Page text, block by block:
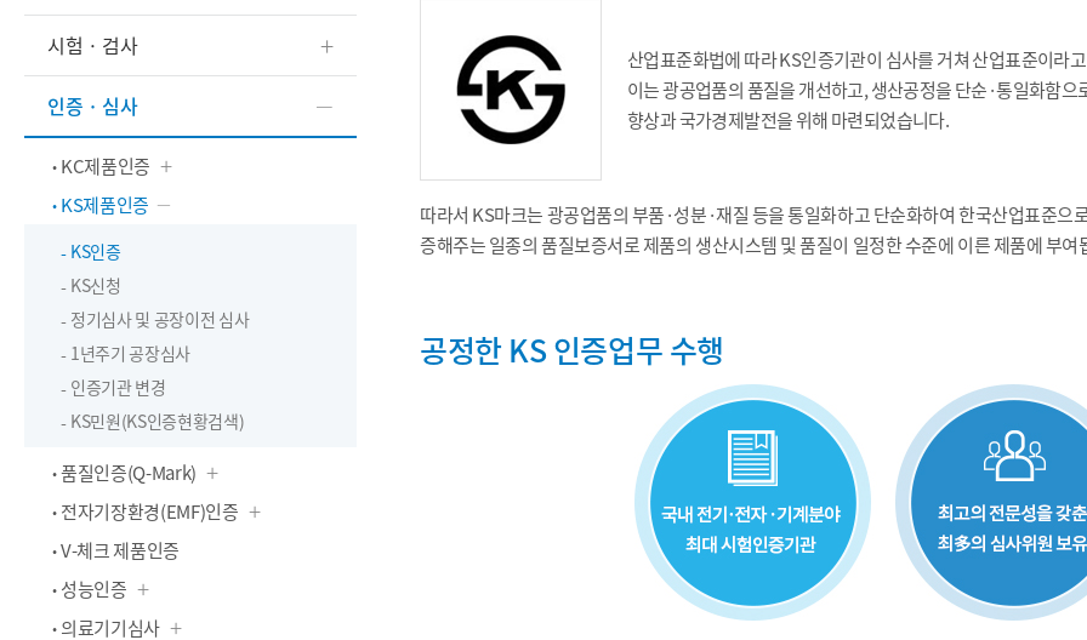
시험 · 검사
인증 · 심사
KC제품인증
KS제품인증
KS인증
KS신청
정기심사 및 공장이전 심사
1년주기 공장심사
인증기관 변경
KS민원(KS인증현황검색)
품질인증(Q-Mark)
전자기장환경(EMF)인증
V-체크 제품인증
성능인증
의료기기심사
산업표준화법에 따라 KS인증기관이 심사를 거쳐 산업표준이라
이는 광공업품의 품질을 개선하고, 생산공정을 단순·통일화함
향상과 국가경제발전을 위해 마련되었습니다.
따라서 KS마크는 광공업품의 부품·성분·재질 등을 통일화하고 단순화하여 한국산업표준
증해주는 일종의 품질보증서로 제품의 생산시스템 및 품질이 일정한 수준에 이른 제품에 부여
공정한 KS 인증업무 수행